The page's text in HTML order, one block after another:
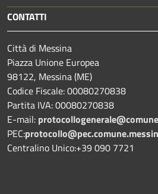
CONTATTI
Città di Messina
Piazza Unione Europea
98122, Messina (ME)
Codice Fiscale: 00080270838
Partita IVA: 00080270838
E-mail:
PEC:
Centralino Unico:+39 090 7721